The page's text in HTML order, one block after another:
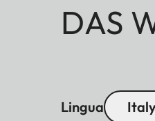
DAS
Lingua